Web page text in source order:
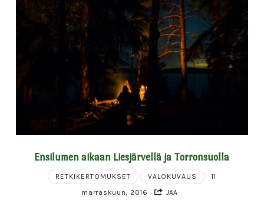
Ensilumen aikaan Liesjärvellä ja Torronsuolla
RETKIKERTOMUKSET VALOKUVAUS
11
marraskuun, 2016
JAA